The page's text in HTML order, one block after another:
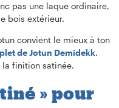
pas une laque ordinaire,
bois extérieur.
convient le mieux à ton
de Jotun Demidekk.
finition satinée.
» pour